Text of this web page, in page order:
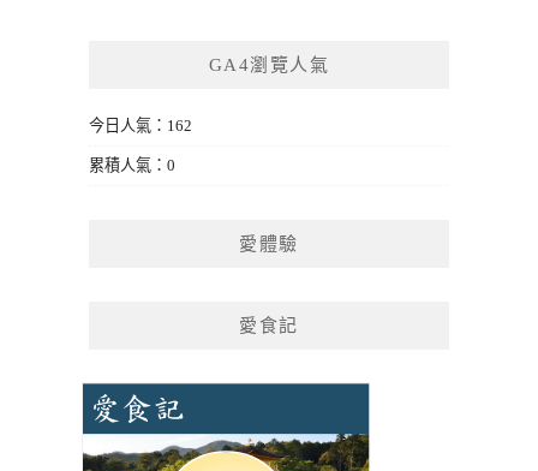
GA4瀏覽人氣
今日人氣：162
累積人氣：0
愛體驗
愛食記